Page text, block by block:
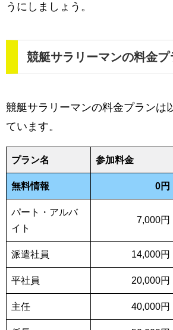
うにしましょう。
競艇サラリーマンの料金プ
競艇サラリーマンの料金プランは
ています。
プラン名 参加料金
無料情報 0円
パート・アルバ
イト
7,000円
派遣社員 14,000円
平社員 20,000円
主任 40,000円